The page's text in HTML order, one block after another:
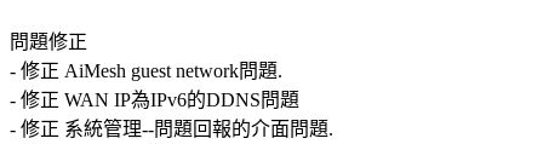
問題修正
- 修正 AiMesh guest network問題.
- 修正 WAN IP為IPv6的DDNS問題
- 修正 系統管理--問題回報的介面問題.